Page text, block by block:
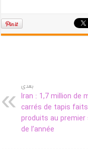
بعدی
Iran : 1,7 million de
carrés de tapis
produits au
de l’année